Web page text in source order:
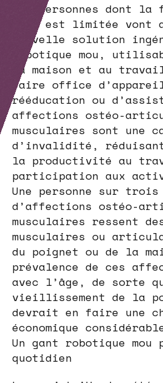
Les personnes dont
main est limitée vont
nouvelle solution
robotique mou,
la maison et au
faire office
rééducation ou
affections ostéo-
musculaires sont une
d’invalidité,
la productivité au
participation aux
Une personne sur
d’affections ostéo-
musculaires ressent
musculaires ou
du poignet ou de la
prévalence de ces
avec l’âge, de sorte
vieillissement de la
devrait en faire une
économique
Un gant robotique mou
quotidien